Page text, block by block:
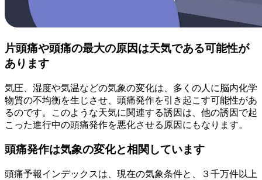
片頭痛や頭痛の最大の原因は天気である可能性が
あります
気圧、湿度や気温などの気象の変化は、多くの人に脳内化学
物質の不均衡を生じさせ、頭痛発作を引き起こす可能性があ
るのです。このような天気に関連する誘因は、他の誘因で起
こった進行中の頭痛発作を悪化させる原因にもなります。
頭痛発作は気象の変化と相関しています
頭痛予報インデックスは、現在の気象条件と、３千万件以上